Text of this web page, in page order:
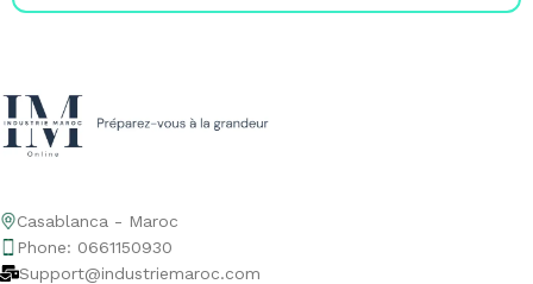
Casablanca - Maroc
Phone: 0661150930
Support@industriemaroc.com